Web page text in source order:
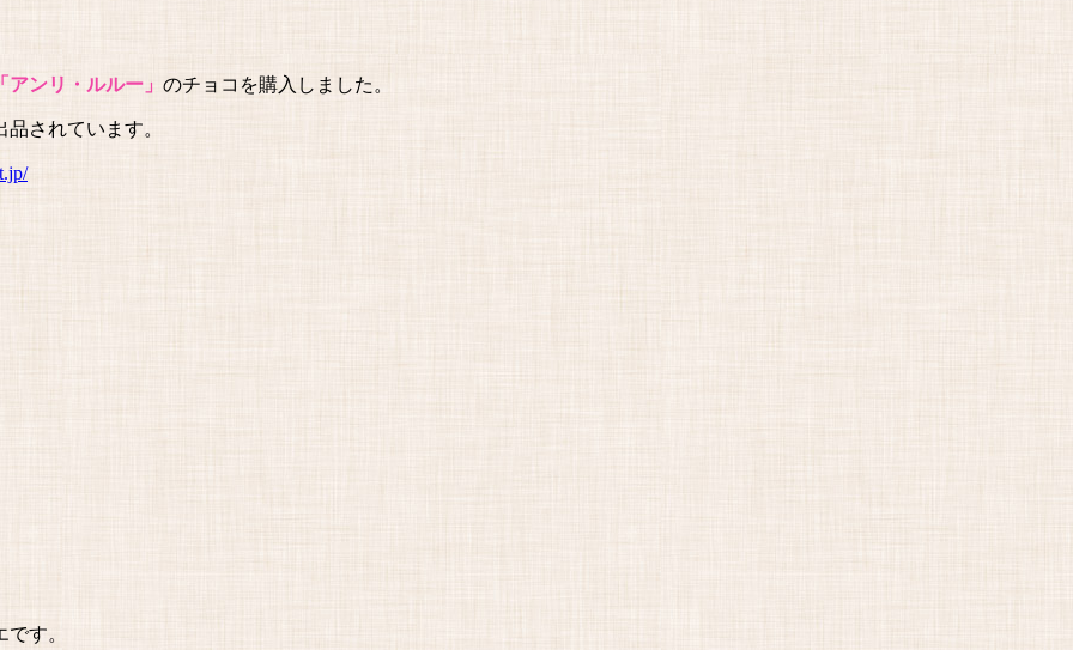
「アンリ・ルルー」 のチョコを購入しました。
されています。
す。